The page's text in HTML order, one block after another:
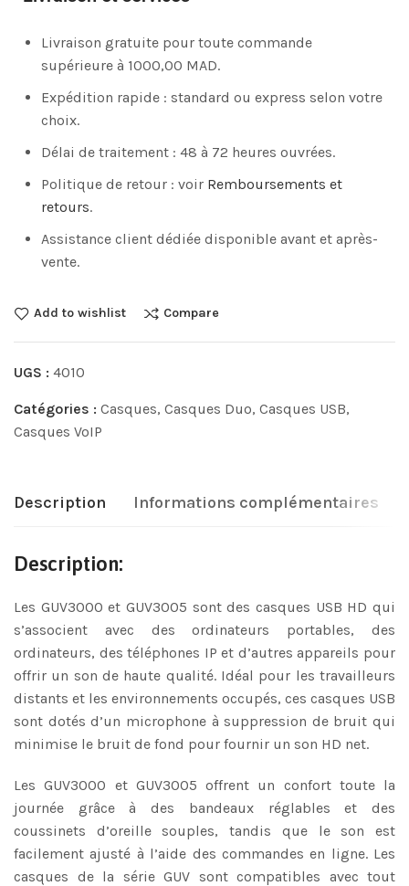
Livraison gratuite pour toute commande
supérieure à 1000,00 MAD.
Expédition rapide : standard ou express selon votre
choix.
Délai de traitement : 48 à 72 heures ouvrées.
Politique de retour : voir Remboursements et
retours.
Assistance client dédiée disponible avant et après-
vente.
Add to wishlist Compare
UGS : 4010
Catégories : Casques, Casques Duo, Casques USB,
Casques VoIP
Description Informations complémentaires
Description:
Les GUV3000 et GUV3005 sont des casques USB HD qui
s’associent avec des ordinateurs portables, des
ordinateurs, des téléphones IP et d’autres appareils pour
offrir un son de haute qualité. Idéal pour les travailleurs
distants et les environnements occupés, ces casques USB
sont dotés d’un microphone à suppression de bruit qui
minimise le bruit de fond pour fournir un son HD net.
Les GUV3000 et GUV3005 offrent un confort toute la
journée grâce à des bandeaux réglables et des
coussinets d’oreille souples, tandis que le son est
facilement ajusté à l’aide des commandes en ligne. Les
casques de la série GUV sont compatibles avec tout